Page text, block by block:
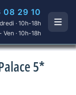
08 29 10
· 10h-18h
Ven · 10h-18h
5*